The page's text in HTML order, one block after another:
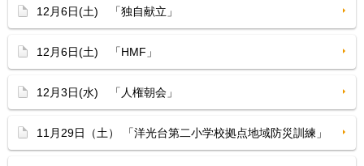
12月6日(土) 「独自献立」
12月6日(土) 「HMF」
12月3日(水) 「人権朝会」
11月29日（土） 「洋光台第二小学校拠点地域防災訓練」